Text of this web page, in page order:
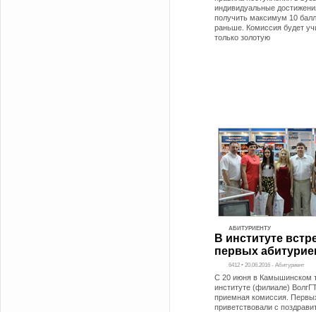
индивидуальные
получить максимум 10
раньше. Комиссия будет
только золотую
АБИТУРИЕНТУ
В институте
первых
6412 • 20.06.2016 - Абитуриент
С 20 июня в Камышинском
институте (филиале)
приемная комиссия.
приветствовали с